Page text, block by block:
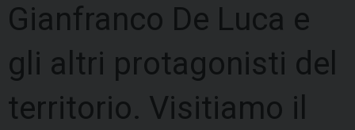
Gianfranco De Luca e
gli altri protagonisti del
territorio. Visitiamo il